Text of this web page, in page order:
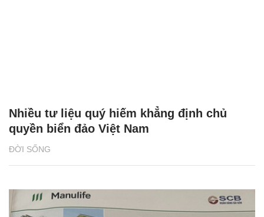
ĐỜI SỐNG
Nhiều tư liệu quý hiếm khẳng định chủ
quyền biển đảo Việt Nam